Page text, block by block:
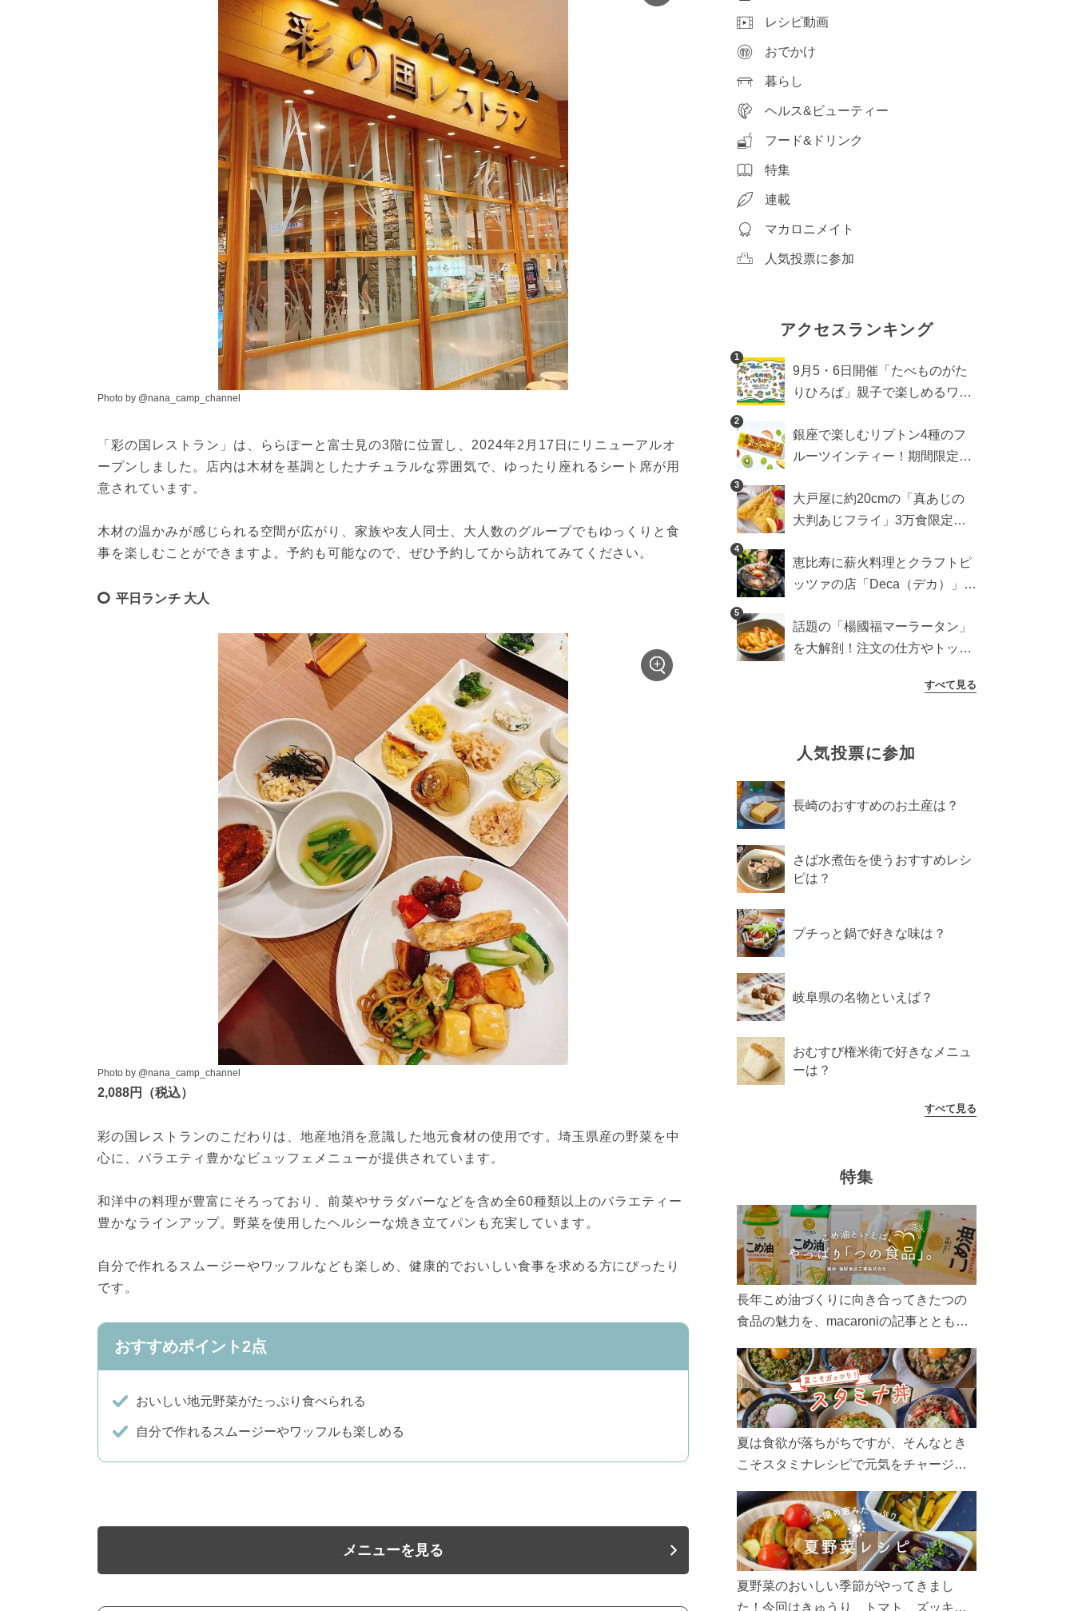
Photo by @nana_camp_channel
「彩の国レストラン」は、ららぽーと富士見の3階に位置し、2024年2月17日にリニューアルオ
ープンしました。店内は木材を基調としたナチュラルな雰囲気で、ゆったり座れるシート席が用
意されています。
木材の温かみが感じられる空間が広がり、家族や友人同士、大人数のグループでもゆっくりと食
事を楽しむことができますよ。予約も可能なので、ぜひ予約してから訪れてみてください。
平日ランチ 大人
Photo by @nana_camp_channel
2,088円（税込）
彩の国レストランのこだわりは、地産地消を意識した地元食材の使用です。埼玉県産の野菜を中
心に、バラエティ豊かなビュッフェメニューが提供されています。
和洋中の料理が豊富にそろっており、前菜やサラダバーなどを含め全60種類以上のバラエティー
豊かなラインアップ。野菜を使用したヘルシーな焼き立てパンも充実しています。
自分で作れるスムージーやワッフルなども楽しめ、健康的でおいしい食事を求める方にぴったり
です。
おすすめポイント2点
おいしい地元野菜がたっぷり食べられる
自分で作れるスムージーやワッフルも楽しめる
メニューを見る
レシピ動画
おでかけ
暮らし
ヘルス&ビューティー
フード&ドリンク
特集
連載
マカロニメイト
人気投票に参加
アクセスランキング
1
9月5・6日開催「たべものがた
りひろば」親子で楽しめるワー
ーなどをご紹介
2
銀座で楽しむリプトン4種のフ
ルーツインティー！期間限定キ
3
大戸屋に約20cmの「真あじの
大判あじフライ」3万食限定で
メニュー
4
恵比寿に薪火料理とクラフトピ
ッツァの店「Deca（デカ）」が
ストラン
5
話題の「楊國福マーラータン」
を大解剖！注文の仕方やトッピ
すべて見る
人気投票に参加
長崎のおすすめのお土産は？
さば水煮缶を使うおすすめレシ
ピは？
プチっと鍋で好きな味は？
岐阜県の名物といえば？
おむすび権米衛で好きなメニュ
ーは？
すべて見る
特集
長年こめ油づくりに向き合ってきたつの
食品の魅力を、macaroniの記事とともに
ん、製造現場や品質へのこだわりまで。
こめ油をもっと好きになるコンテンツを
ぜひお楽しみください。
夏は食欲が落ちがちですが、そんなとき
こそスタミナレシピで元気をチャージ！
リ食べて、夏バテを吹き飛ばしましょ
う！
夏野菜のおいしい季節がやってきまし
た！今回はきゅうり、トマト、ズッキー